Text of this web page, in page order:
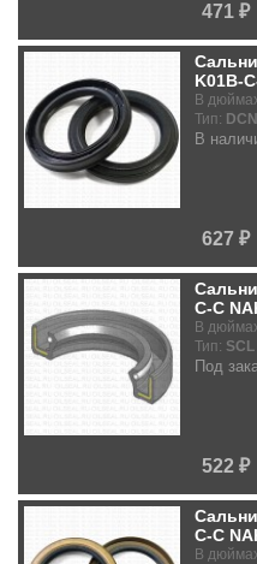
471 ₽
K01B-
В
Тип:
В
627 ₽
C-C
В
Тип: SCL
Под
522 ₽
C-C
В